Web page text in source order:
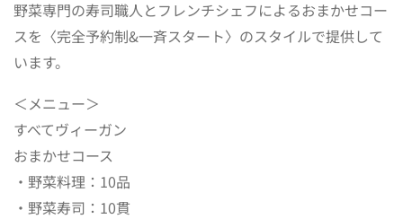
野菜専門の寿司職人とフレンチシェフによるおまかせコー
スを〈完全予約制&一斉スタート〉のスタイルで提供して
います。
＜メニュー＞
すべてヴィーガン
おまかせコース
・野菜料理：10品
・野菜寿司：10貫